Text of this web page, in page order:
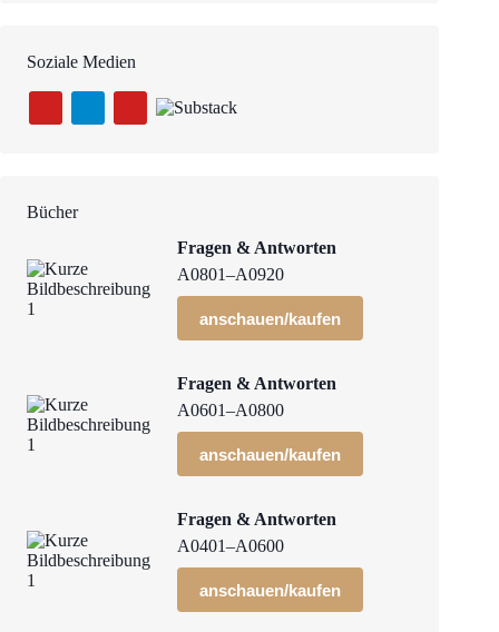
Soziale Medien
Bücher
Fragen & Antworten
A0801–A0920
anschauen/kaufen
Fragen & Antworten
A0601–A0800
anschauen/kaufen
Fragen & Antworten
A0401–A0600
anschauen/kaufen